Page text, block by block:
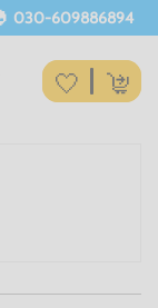
030-609886894